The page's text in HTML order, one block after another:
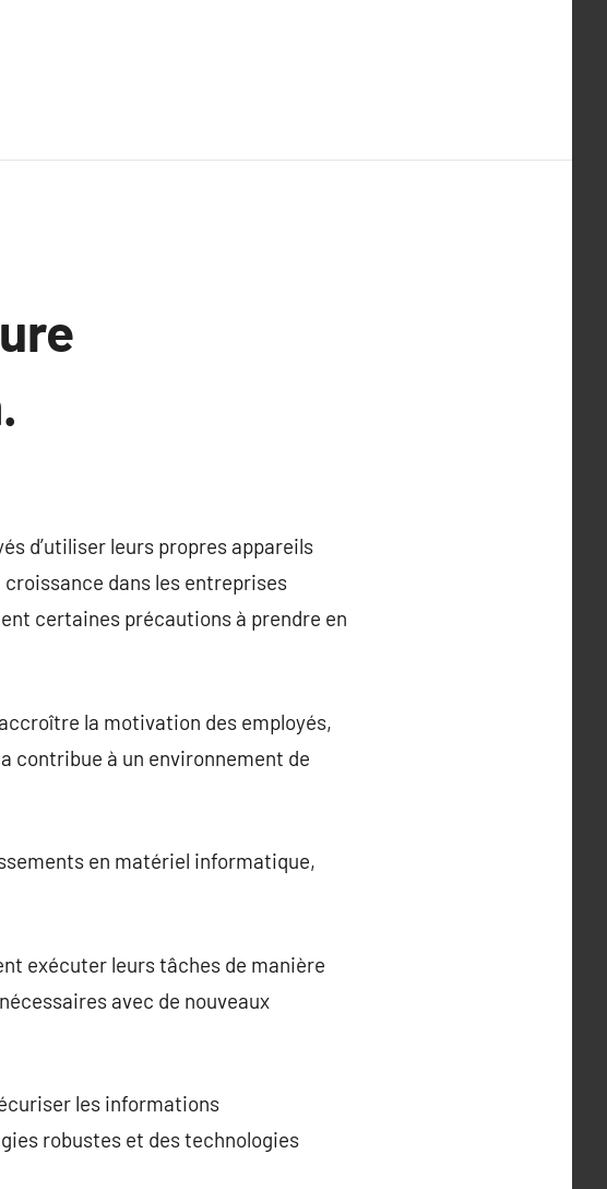
d’utiliser leurs propres appareils
dans les entreprises
certaines précautions à prendre en
la motivation des employés,
contribue à un environnement de
en matériel informatique,
exécuter leurs tâches de manière
avec de nouveaux
les informations
robustes et des technologies